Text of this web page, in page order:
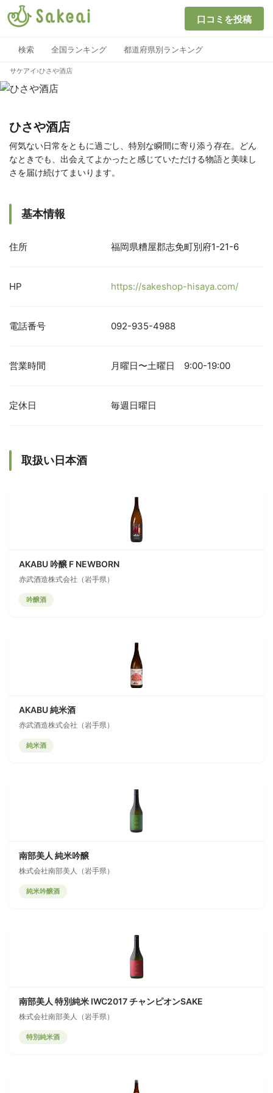
口コミを投稿
検索 全国ランキング 都道府県別ランキング
サケアイ ›ひさや酒店
ひさや酒店
何気ない日常をともに過ごし、特別な瞬間に寄り添う存在。どん
なときでも、出会えてよかったと感じていただける物語と美味し
さを届け続けてまいります。
基本情報
住所 福岡県糟屋郡志免町別府1-21-6
HP https://sakeshop-hisaya.com/
電話番号 092-935-4988
営業時間 月曜日〜土曜日 9:00-19:00
定休日 毎週日曜日
取扱い日本酒
AKABU 吟醸 F NEWBORN
赤武酒造株式会社（岩手県）
吟醸酒
AKABU 純米酒
赤武酒造株式会社（岩手県）
純米酒
南部美人 純米吟醸
株式会社南部美人（岩手県）
純米吟醸酒
南部美人 特別純米 IWC2017 チャンピオンSAKE
株式会社南部美人（岩手県）
特別純米酒